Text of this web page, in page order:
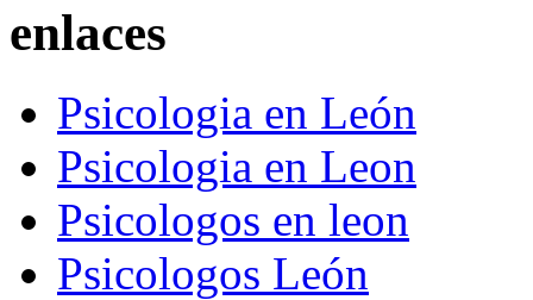
enlaces
Psicologia en León
Psicologia en Leon
Psicologos en leon
Psicologos León